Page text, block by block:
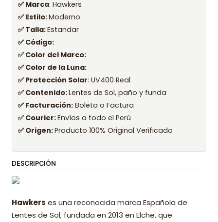
✅ Marca: Hawkers
✅ Estilo:Moderno
✅ Talla:Estandar
✅ Código:
✅ Color del Marco:
✅ Color de la Luna:
✅ Protección Solar: UV400 Real
✅ Contenido:Lentes de Sol, paño y funda
✅ Facturación: Boleta o Factura
✅ Courier:Envíos a todo el Perú
✅ Origen:Producto 100% Original Verificado
DESCRIPCIÓN
Hawkers es una reconocida marca Española de
Lentes de Sol, fundada en 2013 en Elche, que